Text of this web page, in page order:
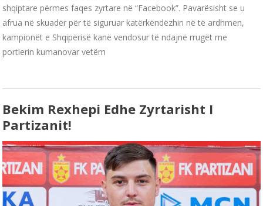
shqiptare përmes faqes zyrtare në “Facebook”. Pavarësisht se u
afrua në skuadër për të siguruar katërkëndëzhin në të ardhmen,
kampionët e Shqipërisë kanë vendosur të ndajnë rrugët me
portierin kumanovar vetëm
Bekim Rexhepi Edhe Zyrtarisht I
Partizanit!